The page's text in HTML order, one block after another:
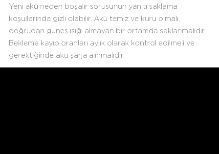
Yeni akü neden boşalır sorusunun yanıtı saklama
koşullarında gizli olabilir. Akü temiz ve kuru olmalı,
doğrudan güneş ışığı almayan bir ortamda saklanmalıdır.
Bekleme kayıp oranları aylık olarak kontrol edilmeli ve
gerektiğinde akü şarja alınmalıdır.